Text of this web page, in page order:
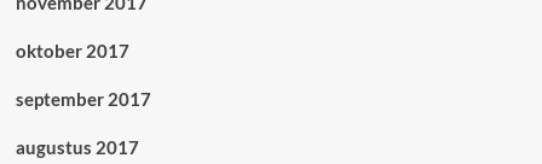
oktober 2017
september 2017
augustus 2017